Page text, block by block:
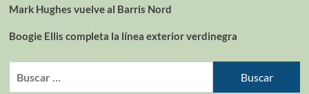
Mark Hughes vuelve al Barris Nord
Boogie Ellis completa la línea exterior verdinegra